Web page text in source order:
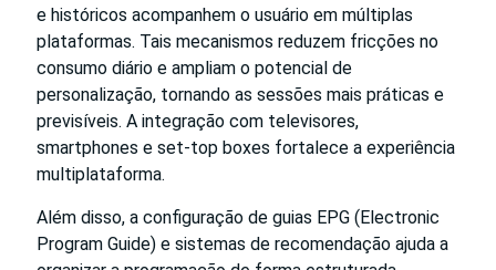
e históricos acompanhem o usuário em múltiplas
plataformas. Tais mecanismos reduzem fricções no
consumo diário e ampliam o potencial de
personalização, tornando as sessões mais práticas e
previsíveis. A integração com televisores,
smartphones e set-top boxes fortalece a experiência
multiplataforma.
Além disso, a configuração de guias EPG (Electronic
Program Guide) e sistemas de recomendação ajuda a